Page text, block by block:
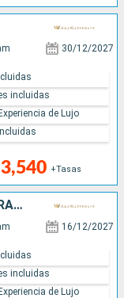
30/12/2027
+Tasas
incluidas
de Lujo
PAISES BAJOS, SUIZA, ALEMANIA, FRANCIA, REPÚBLICA DOMINICANA
16/12/2027
incluidas
de Lujo